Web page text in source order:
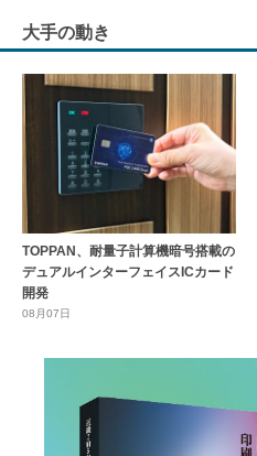
大手の動き
TOPPAN、耐量子計算機暗号搭載の
デュアルインターフェイスICカード
開発
08月07日